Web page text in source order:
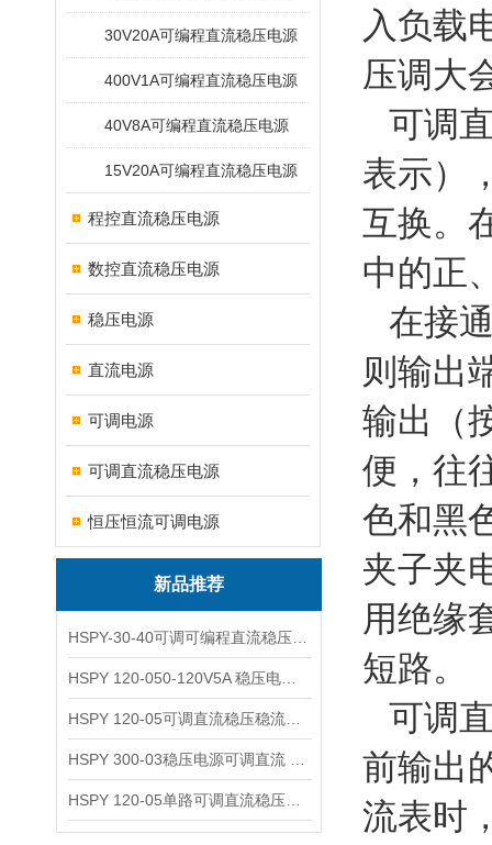
30V20A可编程直流稳压电源
400V1A可编程直流稳压电源
40V8A可编程直流稳压电源
15V20A可编程直流稳压电源
程控直流稳压电源
数控直流稳压电源
稳压电源
直流电源
可调电源
可调直流稳压电源
恒压恒流可调电源
新品推荐
入负载
压调大
可调
表示）
互换。
中的正
在接
则输出
输出（
便，往
色和黑
夹子夹
用绝缘
短路。
可调
前输出
流表时